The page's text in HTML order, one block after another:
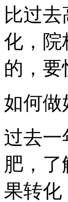
比过
化，院
的，要
如何做
过去一
肥，
果转化